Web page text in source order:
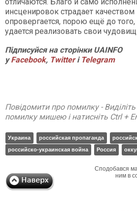
инсценировок страдает качеством
опровергается, порою ещё до
удается реализовать свои
Підписуйся на сторінки UAINFO
уFacebook, Twitter і Telegram
Повідомити про помилку -
помилку мишею і натисніть Ctrl +
Украина российская пропаганда
российско-украинская война
Россия
Сподобався
ним в